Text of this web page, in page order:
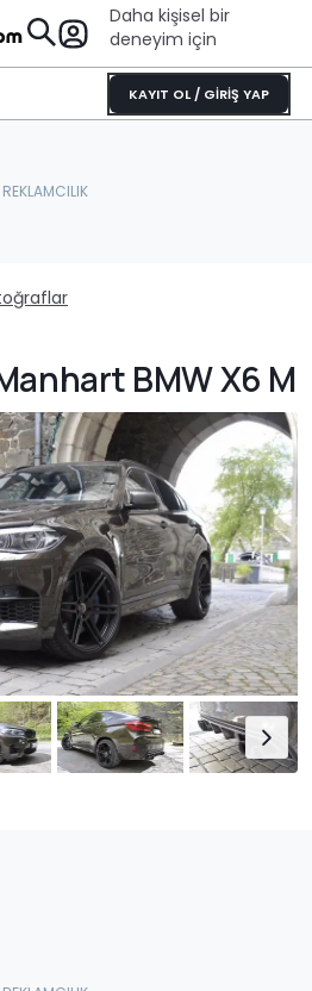
Daha kişisel bir
deneyim için
KAYIT OL / GİRİŞ YAP
BMW X6 M